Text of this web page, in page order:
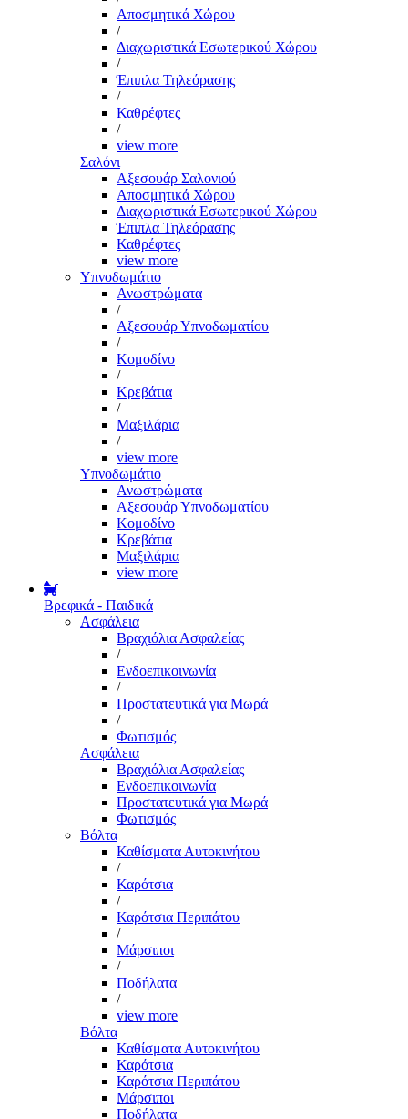
Αποσμητικά Χώρου
/
Διαχωριστικά Εσωτερικού Χώρου
/
Έπιπλα Τηλεόρασης
/
Καθρέφτες
/
view more
Σαλόνι
Αξεσουάρ Σαλονιού
Αποσμητικά Χώρου
Διαχωριστικά Εσωτερικού Χώρου
Έπιπλα Τηλεόρασης
Καθρέφτες
view more
Υπνοδωμάτιο
Ανωστρώματα
/
Αξεσουάρ Υπνοδωματίου
/
Κομοδίνο
/
Κρεβάτια
/
Μαξιλάρια
/
view more
Υπνοδωμάτιο
Ανωστρώματα
Αξεσουάρ Υπνοδωματίου
Κομοδίνο
Κρεβάτια
Μαξιλάρια
view more
Βρεφικά - Παιδικά
Ασφάλεια
Βραχιόλια Ασφαλείας
/
Ενδοεπικοινωνία
/
Προστατευτικά για Μωρά
/
Φωτισμός
Ασφάλεια
Βραχιόλια Ασφαλείας
Ενδοεπικοινωνία
Προστατευτικά για Μωρά
Φωτισμός
Βόλτα
Καθίσματα Αυτοκινήτου
/
Καρότσια
/
Καρότσια Περιπάτου
/
Μάρσιποι
/
Ποδήλατα
/
view more
Βόλτα
Καθίσματα Αυτοκινήτου
Καρότσια
Καρότσια Περιπάτου
Μάρσιποι
Ποδήλατα